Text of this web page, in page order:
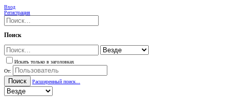
Вход
Регистрация
Поиск
Искать только в заголовках
От:
Поиск Расширенный поиск...